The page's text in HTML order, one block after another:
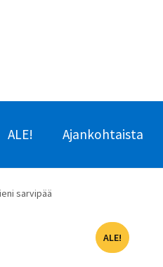
ALE! Ajankohtaista
sarvipää
ALE!